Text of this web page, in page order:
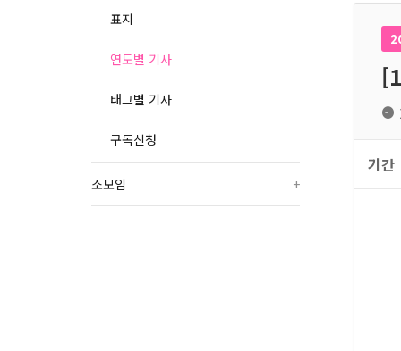
표지
연도별 기사
태그별 기사
구독신청
소모임 +
기간